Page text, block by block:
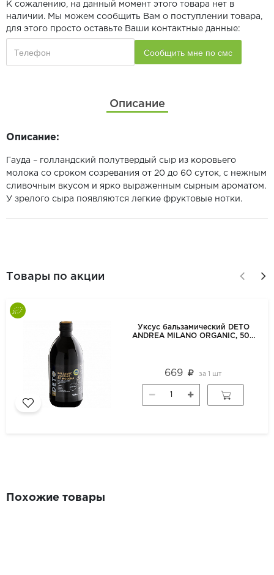
К сожалению, на данный момент этого товара нет в
наличии. Мы можем сообщить Вам о поступлении товара,
для этого просто оставьте Ваши контактные данные:
Описание
Описание:
Гауда – голландский полутвердый сыр из коровьего
молока со сроком созревания от 20 до 60 суток, с нежным
сливочным вкусом и ярко выраженным сырным ароматом.
У зрелого сыра появляются легкие фруктовые нотки.
Товары по акции
Уксус бальзамический DETO
ANDREA MILANO ORGANIC, 500
669 за 1 шт
Похожие товары